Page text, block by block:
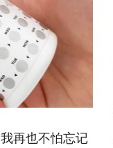
再也不怕忘记